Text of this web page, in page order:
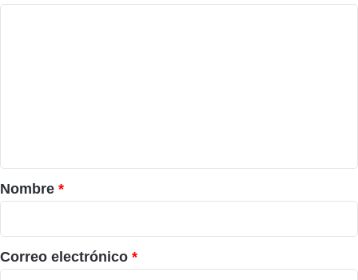
r
i
o
*
Nombre *
Correo electrónico *